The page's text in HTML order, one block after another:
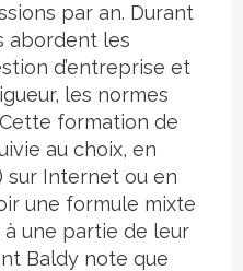
par an. Durant
abordent les
d’entreprise et
les normes
formation de
au choix, en
sur Internet ou en
une formule mixte
une partie de leur
Baldy note que